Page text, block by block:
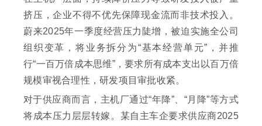
挤压，企业不得不优先保障现金流而非技术投入。
蔚来2025年一季度经营压力陡增，被迫实施全公司
组织变革，将业务拆分为“基本经营单元”，并推
行“一百万倍成本思维”，要求所有成本支出以百万倍
规模审视合理性，研发项目审批收紧。
对于供应商而言，主机厂通过“年降”、“月降”等方式
将成本压力层层转嫁。某自主车企要求供应商2025